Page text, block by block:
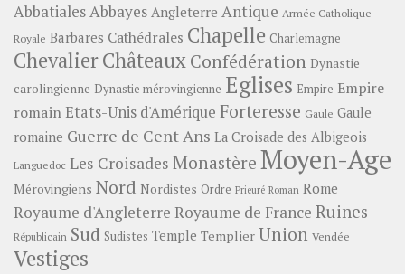
AbbatialesAbbayes Angleterre Antique Armée Catholique
Royale Barbares Cathédrales Chapelle Charlemagne
ChevalierChâteauxConfédération Dynastie
carolingienne Dynastie mérovingienne Eglises Empire Empire
romainEtats-Unis d'Amérique Forteresse Gaule Gaule
romaine Guerre de Cent Ans La Croisade des Albigeois
Languedoc Les Croisades Monastère Moyen-Age
Mérovingiens Nord Nordistes Ordre Prieuré Roman Rome
Royaume d'Angleterre Royaume de France Ruines
Républicain Sud Sudistes Temple Templier Union Vendée
Vestiges